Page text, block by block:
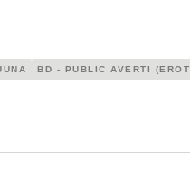
BD - PUBLIC AVERTI